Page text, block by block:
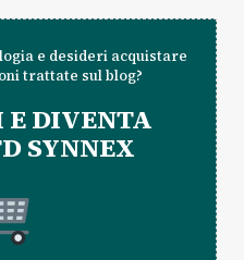
e desideri acquistare
trattate sul blog?
E DIVENTA
SYNNEX